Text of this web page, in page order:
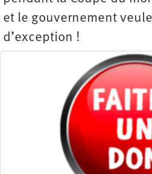
et le gouvernement
d’exception !